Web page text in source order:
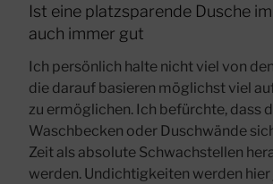
Ist eine platzsparende Dusche
auch immer gut
Ich persönlich halte nicht viel von
die darauf basieren möglichst viel
zu ermöglichen. Ich befürchte, dass
Waschbecken oder Duschwände
Zeit als absolute Schwachstellen
werden. Undichtigkeiten werden hier